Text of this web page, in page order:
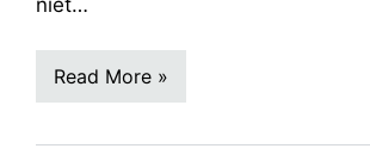
Read More »